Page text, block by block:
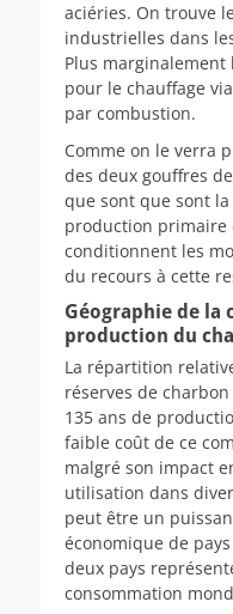
aciéries. On trouve
industrielles dans
Plus
pour le chauffage
par combustion.
Comme on le verra
des deux gouffres
que sont que sont
production primaire
conditionnent les
du recours à cette
Géographie de la
production du
La répartition
réserves de
135 ans de
faible coût de ce
malgré son impact
utilisation dans
peut être un
économique de
deux pays
consommation